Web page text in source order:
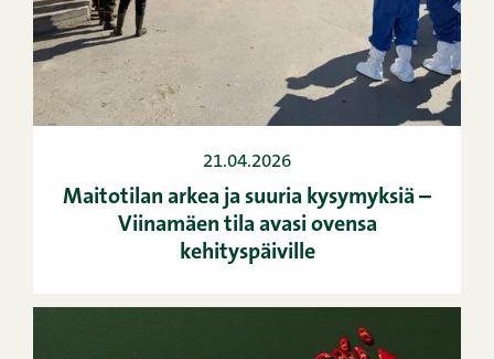
21.04.2026
Maitotilan arkea ja suuria kysymyksiä –
Viinamäen tila avasi ovensa
kehityspäiville